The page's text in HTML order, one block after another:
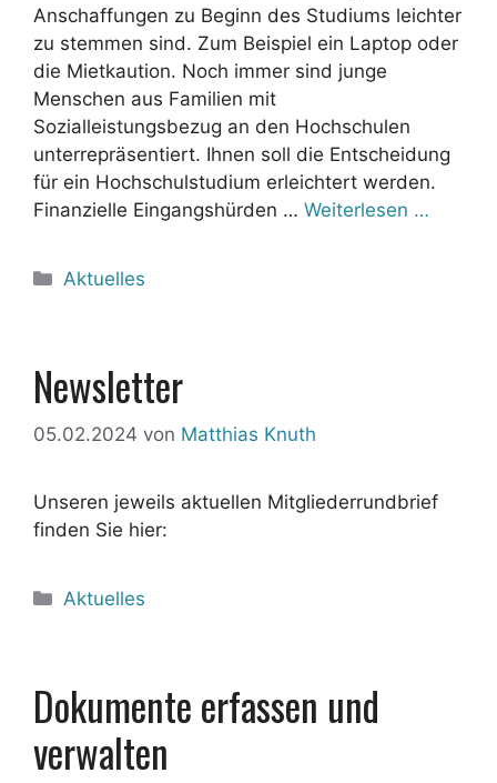
Anschaffungen zu Beginn des Studiums leichter
zu stemmen sind. Zum Beispiel ein Laptop oder
die Mietkaution. Noch immer sind junge
Menschen aus Familien mit
Sozialleistungsbezug an den Hochschulen
unterrepräsentiert. Ihnen soll die Entscheidung
für ein Hochschulstudium erleichtert werden.
Finanzielle Eingangshürden … Weiterlesen …
Kategorien
Aktuelles
Newsletter
05.02.2024 von Matthias Knuth
Unseren jeweils aktuellen Mitgliederrundbrief
finden Sie hier:
Kategorien
Aktuelles
Dokumente erfassen und
verwalten